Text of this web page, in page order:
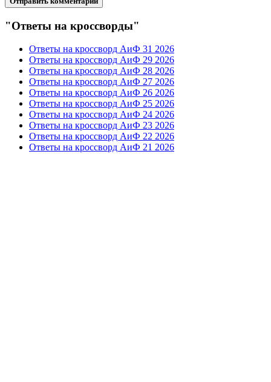
"Ответы на кроссворды"
Ответы на кроссворд АиФ 31 2026
Ответы на кроссворд АиФ 29 2026
Ответы на кроссворд АиФ 28 2026
Ответы на кроссворд АиФ 27 2026
Ответы на кроссворд АиФ 26 2026
Ответы на кроссворд АиФ 25 2026
Ответы на кроссворд АиФ 24 2026
Ответы на кроссворд АиФ 23 2026
Ответы на кроссворд АиФ 22 2026
Ответы на кроссворд АиФ 21 2026